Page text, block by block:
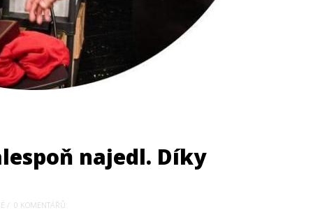
najedl. Díky
0 KOMENTÁŘŮ